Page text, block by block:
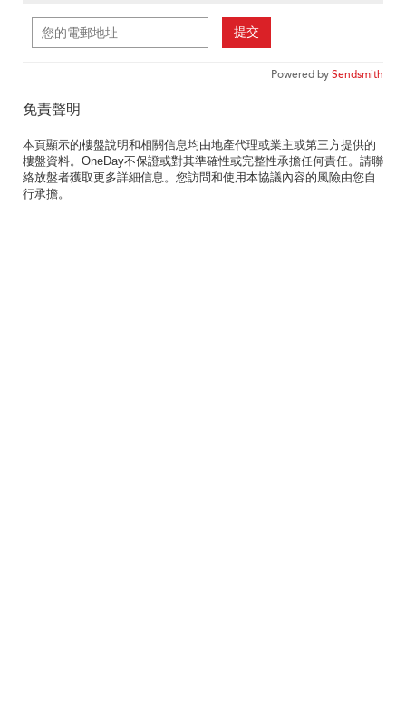
提交
Powered bySendsmith
免責聲明
本頁顯示的樓盤說明和相關信息均由地產代理或業主或第三方提供的
樓盤資料。OneDay不保證或對其準確性或完整性承擔任何責任。請聯
絡放盤者獲取更多詳細信息。您訪問和使用本協議內容的風險由您自
行承擔。